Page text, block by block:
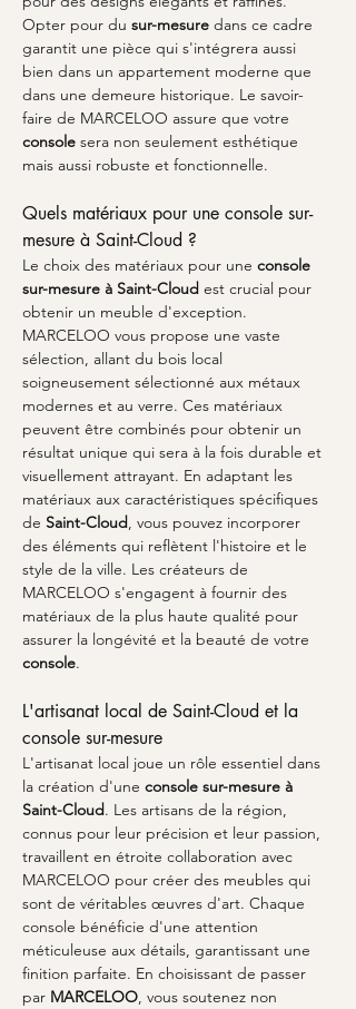
Opter pour du sur-mesure dans ce cadre
garantit une pièce qui s'intégrera aussi
bien dans un appartement moderne que
dans une demeure historique. Le savoir-
faire de MARCELOO assure que votre
console sera non seulement esthétique
mais aussi robuste et fonctionnelle.
Quels matériaux pour une console sur-
mesure à Saint-Cloud ?
Le choix des matériaux pour une console
sur-mesure à Saint-Cloud est crucial pour
obtenir un meuble d'exception.
MARCELOO vous propose une vaste
sélection, allant du bois local
soigneusement sélectionné aux métaux
modernes et au verre. Ces matériaux
peuvent être combinés pour obtenir un
résultat unique qui sera à la fois durable et
visuellement attrayant. En adaptant les
matériaux aux caractéristiques spécifiques
de Saint-Cloud, vous pouvez incorporer
des éléments qui reflètent l'histoire et le
style de la ville. Les créateurs de
MARCELOO s'engagent à fournir des
matériaux de la plus haute qualité pour
assurer la longévité et la beauté de votre
console.
L'artisanat local de Saint-Cloud et la
console sur-mesure
L'artisanat local joue un rôle essentiel dans
la création d'une console sur-mesure à
Saint-Cloud. Les artisans de la région,
connus pour leur précision et leur passion,
travaillent en étroite collaboration avec
MARCELOO pour créer des meubles qui
sont de véritables œuvres d'art. Chaque
console bénéficie d'une attention
méticuleuse aux détails, garantissant une
finition parfaite. En choisissant de passer
par MARCELOO, vous soutenez non